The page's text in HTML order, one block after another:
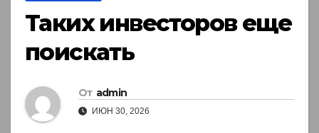
Таких инвесторов еще
поискать
От admin
ИЮН 30, 2026